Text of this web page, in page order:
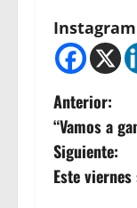
Instagram
N
a
v
Anterior:
“Vamos a
Siguiente:
Este